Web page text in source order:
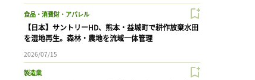
食品・消費財・アパレル
【日本】サントリーHD、熊本・益城町で耕作放棄水田
を湿地再生。森林・農地を流域一体管理
2026/07/15
製造業